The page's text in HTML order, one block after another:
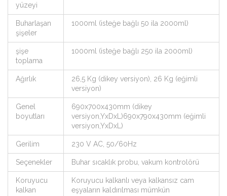
yüzeyi
Buharlaşan
şişeler
1000ml (isteğe bağlı 50 ila 2000ml)
şişe
toplama
1000ml (isteğe bağlı 250 ila 2000ml)
Ağırlık
26,5 Kg (dikey versiyon), 26 Kg (eğimli
versiyon)
Genel
boyutları
690x700x430mm (dikey
versiyon,YxDxL)690x790x430mm (eğimli
versiyon,YxDxL)
Gerilim 230 V AC, 50/60Hz
Seçenekler Buhar sıcaklık probu, vakum kontrolörü
Koruyucu
kalkan
Koruyucu kalkanlı veya kalkansız cam
eşyaların kaldırılması mümkün